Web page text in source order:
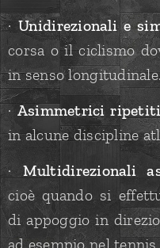
·Unidirezionali e
corsa o il ciclismo
in senso
·Asimmetrici
in alcune discipline
· Multidirezionali
cioè quando si
di appoggio in
ad esempio nel